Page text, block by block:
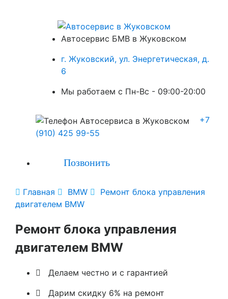
Автосервис БМВ в Жуковском
г. Жуковский, ул. Энергетическая, д.
6
Мы работаем с Пн-Вc - 09:00-20:00
+7
(910) 425 99-55
Позвонить
 Главная  BMW 
Ремонт блока управления
двигателем BMW
Ремонт блока управления
двигателем BMW
 Делаем честно и с гарантией
 Дарим скидку 6% на ремонт